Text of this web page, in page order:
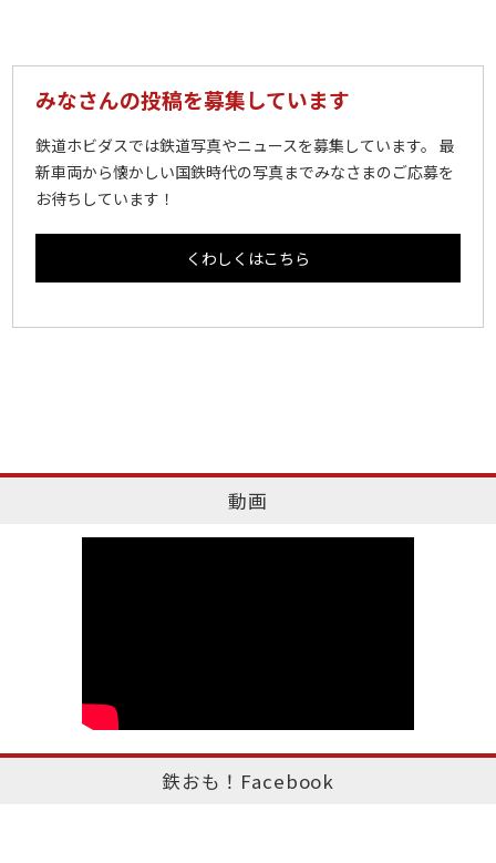
みなさんの投稿を募集しています
鉄道ホビダスでは鉄道写真やニュースを募集しています。 最
新車両から懐かしい国鉄時代の写真までみなさまのご応募を
お待ちしています！
くわしくはこちら
動画
鉄おも！Facebook